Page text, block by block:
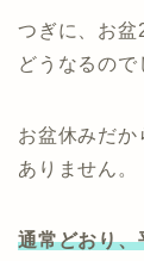
つぎに、お盆
どうなるので
お盆休みだか
ありません。
通常どおり